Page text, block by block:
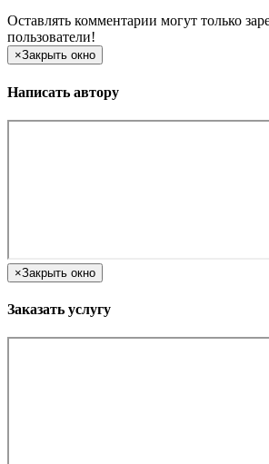
Оставлять комментарии могут только
пользователи!
×Закрыть окно
Написать автору
×Закрыть окно
Заказать услугу